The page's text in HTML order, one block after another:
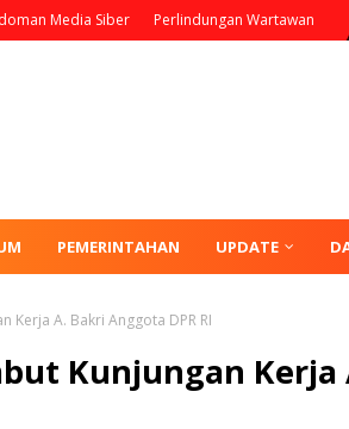
Media Siber Perlindungan Wartawan
PEMERINTAHAN UPDATE
Kerja A. Bakri Anggota DPR RI
Kunjungan Kerja